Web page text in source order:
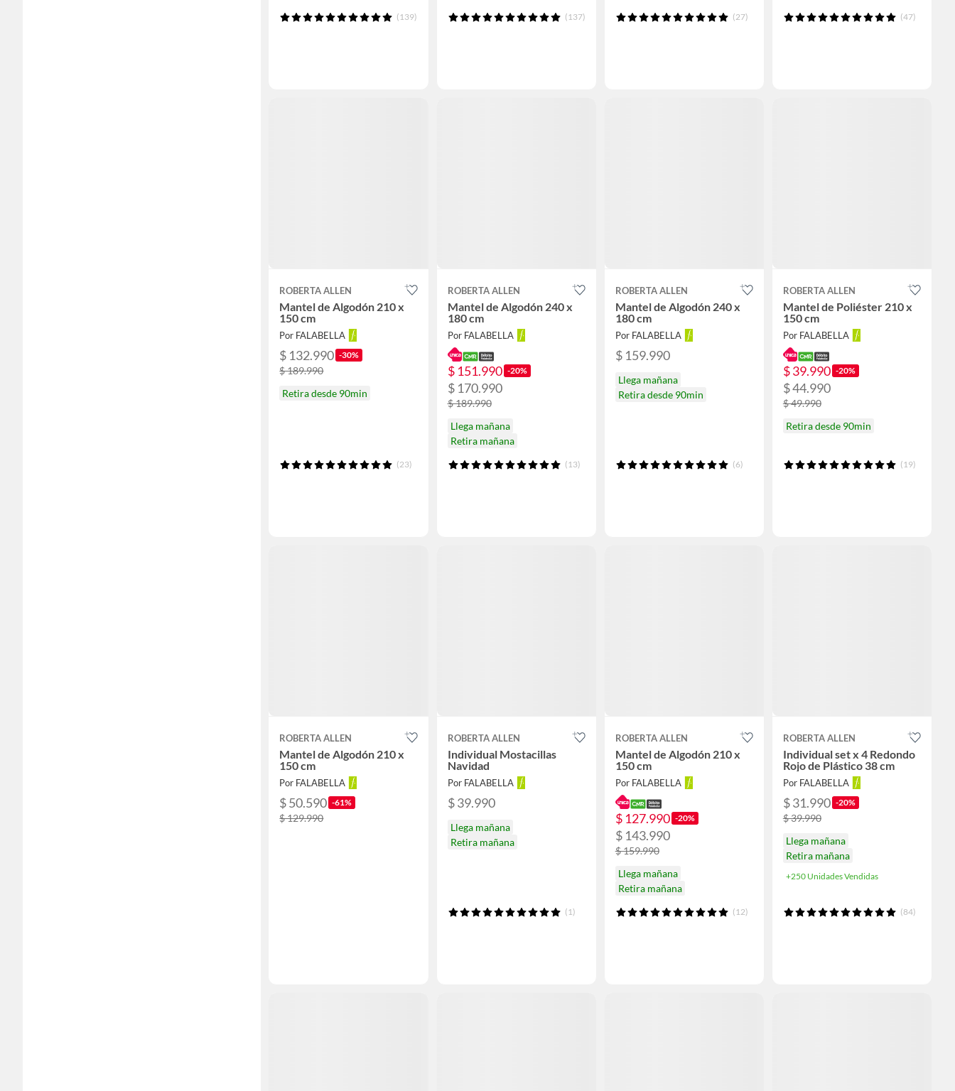
(139) (137) (27) (47)
ROBERTA ALLEN
Mantel de Algodón 210 x
150 cm
Por FALABELLA
$ 132.990 -30%
$ 189.990
Retira desde 90min
(23)
ROBERTA ALLEN
Mantel de Algodón 240 x
180 cm
Por FALABELLA
$ 151.990 -20%
$ 170.990
$ 189.990
Llega mañana
Retira mañana
(13)
ROBERTA ALLEN
Mantel de Algodón 240 x
180 cm
Por FALABELLA
$ 159.990
Llega mañana
Retira desde 90min
(6)
ROBERTA ALLEN
Mantel de Poliéster 210 x
150 cm
Por FALABELLA
$ 39.990 -20%
$ 44.990
$ 49.990
Retira desde 90min
(19)
ROBERTA ALLEN
Mantel de Algodón 210 x
150 cm
Por FALABELLA
$ 50.590 -61%
$ 129.990
ROBERTA ALLEN
Individual Mostacillas
Navidad
Por FALABELLA
$ 39.990
Llega mañana
Retira mañana
(1)
ROBERTA ALLEN
Mantel de Algodón 210 x
150 cm
Por FALABELLA
$ 127.990 -20%
$ 143.990
$ 159.990
Llega mañana
Retira mañana
(12)
ROBERTA ALLEN
Individual set x 4 Redondo
Rojo de Plástico 38 cm
Por FALABELLA
$ 31.990 -20%
$ 39.990
Llega mañana
Retira mañana
+250 Unidades Vendidas
(84)